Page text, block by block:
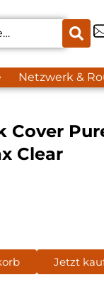
Netzwerk &
Cover
Clear
Jetzt